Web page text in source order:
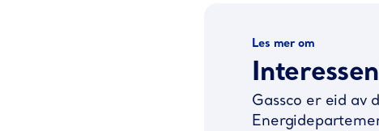
Les mer om
Gassco er eid av